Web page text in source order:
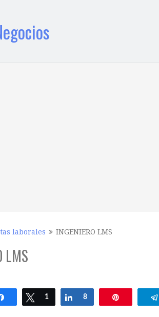
laborales INGENIERO LMS
LMS
Compartir Twittear
1 Compartir
8